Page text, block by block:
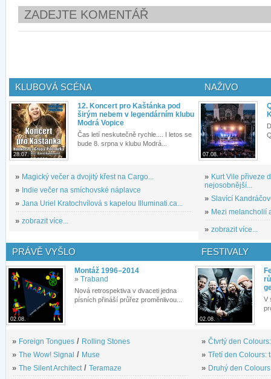
ZADEJTE KOMENTÁŘ
KLUBOVÁ SCÉNA
28.07.
12. Koncert pro Kaštánka pod
širým nebem v legendárním klubu
Modrá Vopice
Čas letí neskutečně rychle.... I letos se
bude 8. srpna v klubu Modrá...
» Magický večer a dvojitý křest na Cargo...
» Indie večer na smíchovské náplavce
» Jana Uriel Kratochvílová s kapelou Illuminati.ca...
» zobrazit více...
NAŽIVO
07.08.
» Kurt Vile přiveze
nejosobnější...
» Slavící
» Mezi melancholií
» zobrazit více...
PRÁVĚ VYŠLO
02.08.
Montáž 1996–2014
» Traband
Nová retrospektiva v dvaceti jedna
písních přináší průřez proměnlivou...
» Foreign Tongues / Rolling Stones
» The Wow! Signal / Muse
» The Silent Architect/ Teramaze
FESTIVALY
02.08.
V
» Čtvrtý den
» Třetí den Colours:
» Druhý den